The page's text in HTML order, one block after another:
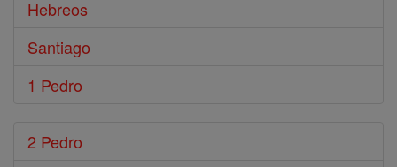
Hebreos
Santiago
1 Pedro
2 Pedro